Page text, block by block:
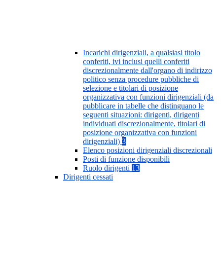
Incarichi dirigenziali, a qualsiasi titolo
conferiti, ivi inclusi quelli conferiti
discrezionalmente dall'organo di indirizzo
politico senza procedure pubbliche di
selezione e titolari di posizione
organizzativa con funzioni dirigenziali (da
pubblicare in tabelle che distinguano le
seguenti situazioni: dirigenti, dirigenti
individuati discrezionalmente, titolari di
posizione organizzativa con funzioni
dirigenziali) 3
Elenco posizioni dirigenziali discrezionali
Posti di funzione disponibili
Ruolo dirigenti 13
Dirigenti cessati